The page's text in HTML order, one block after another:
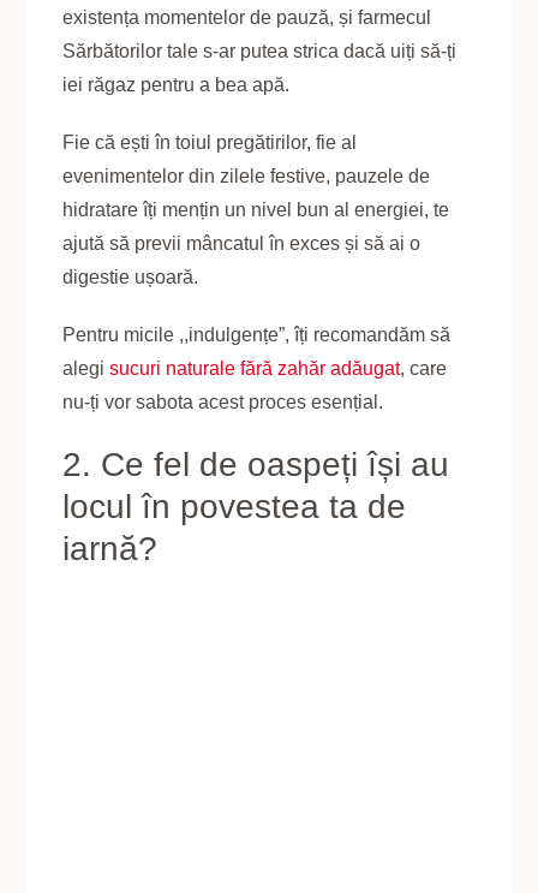
existența momentelor de pauză, și farmecul
Sărbătorilor tale s-ar putea strica dacă uiți să-ți
iei răgaz pentru a bea apă.
Fie că ești în toiul pregătirilor, fie al
evenimentelor din zilele festive, pauzele de
hidratare îți mențin un nivel bun al energiei, te
ajută să previi mâncatul în exces și să ai o
digestie ușoară.
Pentru micile ,,indulgențe”, îți recomandăm să
alegisucuri naturale fără zahăr adăugat, care
nu-ți vor sabota acest proces esențial.
2. Ce fel de oaspeți își au
locul în povestea ta de
iarnă?